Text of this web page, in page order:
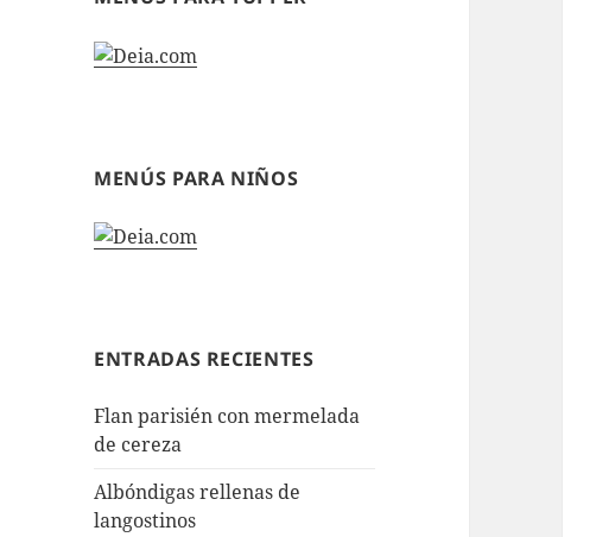
MENÚS PARA NIÑOS
ENTRADAS RECIENTES
Flan parisién con mermelada
de cereza
Albóndigas rellenas de
langostinos